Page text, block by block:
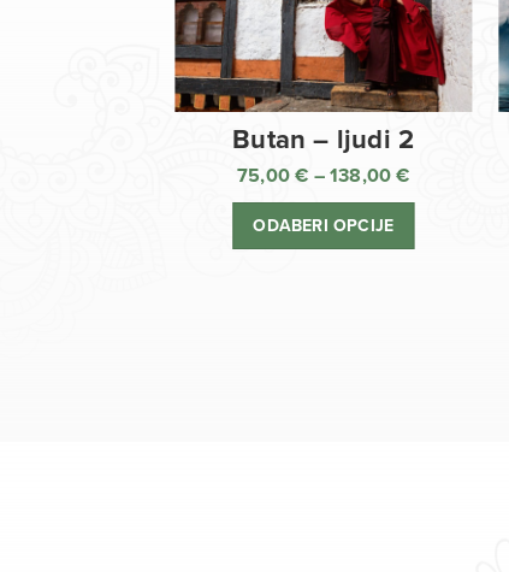
Butan – ljudi 2
75,00€ – 138,00€
ODABERI OPCIJE